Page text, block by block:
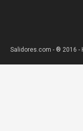
Salidores.com - ® 2016 -